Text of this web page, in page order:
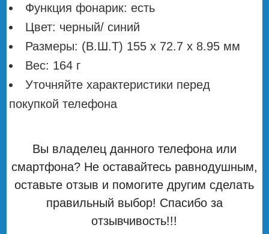
Функция фонарик: есть
Цвет: черный/ синий
Размеры: (В.Ш.Т) 155 x 72.7 x 8.95 мм
Вес: 164 г
Уточняйте характеристики перед
покупкой телефона
Вы владелец данного телефона или
смартфона? Не оставайтесь равнодушным,
оставьте отзыв и помогите другим сделать
правильный выбор! Спасибо за
отзывчивость!!!